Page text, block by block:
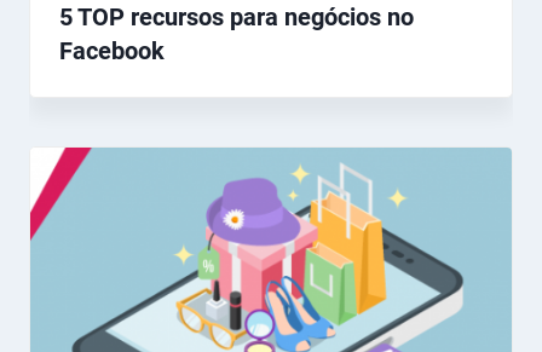
5 TOP recursos para negócios no
Facebook